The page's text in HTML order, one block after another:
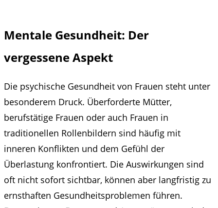
Mentale Gesundheit: Der
vergessene Aspekt
Die psychische Gesundheit von Frauen steht unter
besonderem Druck. Überforderte Mütter,
berufstätige Frauen oder auch Frauen in
traditionellen Rollenbildern sind häufig mit
inneren Konflikten und dem Gefühl der
Überlastung konfrontiert. Die Auswirkungen sind
oft nicht sofort sichtbar, können aber langfristig zu
ernsthaften Gesundheitsproblemen führen.